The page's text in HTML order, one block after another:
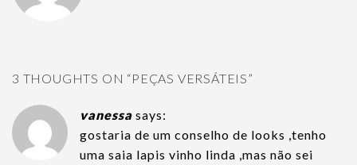
3 THOUGHTS ON “PEÇAS VERSÁTEIS”
vanessa says:
gostaria de um conselho de looks ,tenho
uma saia lapis vinho linda ,mas não sei